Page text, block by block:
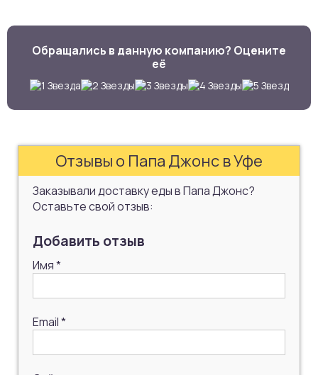
Обращались в данную компанию? Оцените
её
Отзывы о Папа Джонс в Уфе
Заказывали доставку еды в Папа Джонс?
Оставьте свой отзыв:
Добавить отзыв
Имя*
Email*